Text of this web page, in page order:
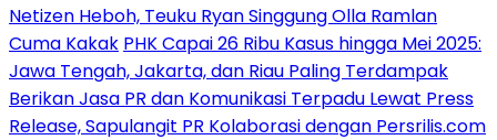
Netizen Heboh, Teuku Ryan Singgung Olla Ramlan
Cuma Kakak PHK Capai 26 Ribu Kasus hingga Mei 2025:
Jawa Tengah, Jakarta, dan Riau Paling Terdampak
Berikan Jasa PR dan Komunikasi Terpadu Lewat Press
Release, Sapulangit PR Kolaborasi dengan Persrilis.com